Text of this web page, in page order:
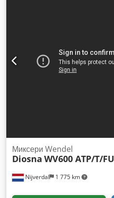
Nijverdal 1 775 km
Миксери Wendel
Diosna WV600 ATP/T/FU